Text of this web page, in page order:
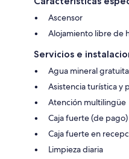
Ascensor
Alojamiento libre de
Servicios e
Agua mineral gratuita
Asistencia turística y
Atención multilingüe
Caja fuerte (de pago)
Caja fuerte en
Limpieza diaria